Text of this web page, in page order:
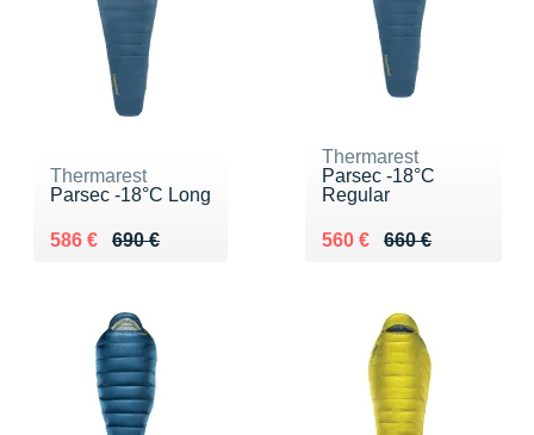
Thermarest
Parsec -18°C Long
690 €
Au lieu de 690 €
586 €
Vendu 586 €
Thermarest
Parsec -18°C
Regular
660 €
Au lieu de 660 €
560 €
Vendu 560 €